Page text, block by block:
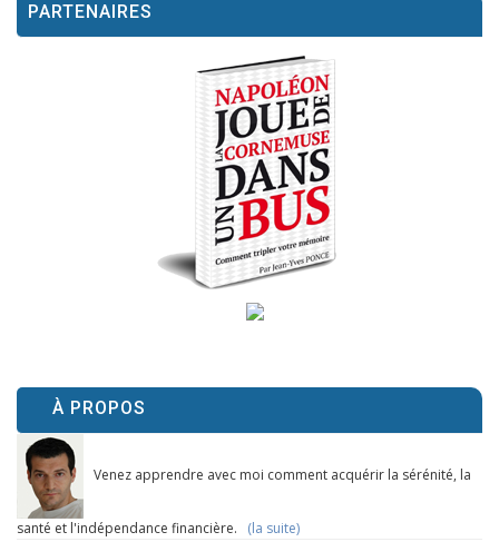
PARTENAIRES
À PROPOS
Venez apprendre avec moi comment acquérir la sérénité, la
santé et l'indépendance financière. (la suite)